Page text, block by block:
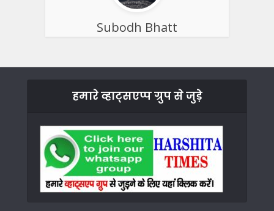
Subodh Bhatt
हमारे व्हाट्सएप्प ग्रुप से जुड़े